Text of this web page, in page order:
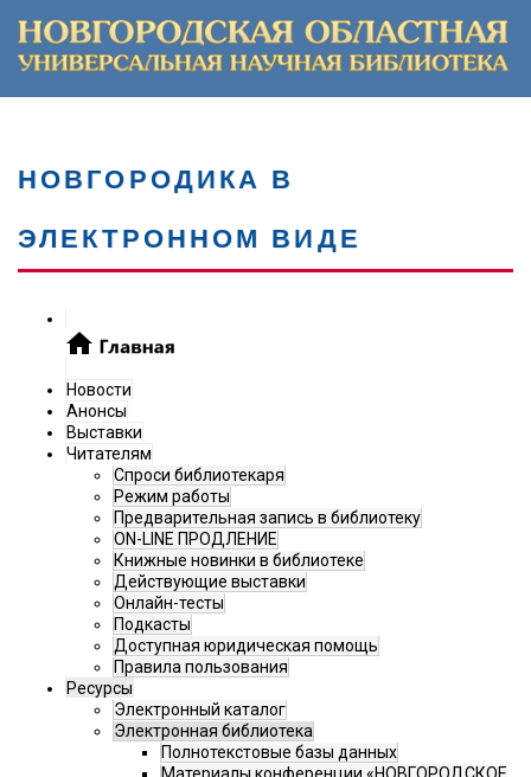
НОВГОРОДИКА В
ЭЛЕКТРОННОМ ВИДЕ
Новости
Анонсы
Выставки
Читателям
Спроси библиотекаря
Режим работы
Предварительная запись в библиотеку
ON-LINE ПРОДЛЕНИЕ
Книжные новинки в библиотеке
Действующие выставки
Онлайн-тесты
Подкасты
Доступная юридическая помощь
Правила пользования
Ресурсы
Электронный каталог
Электронная библиотека
Полнотекстовые базы данных